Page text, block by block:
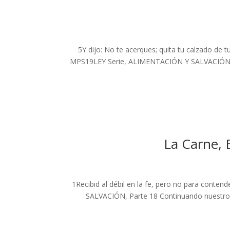
5Y dijo: No te acerques; quita tu calzado de
MPS19LEY Serie, ALIMENTACIÓN Y
La Carne,
1Recibid al débil en la fe, pero no para
SALVACIÓN, Parte 18 Continuando